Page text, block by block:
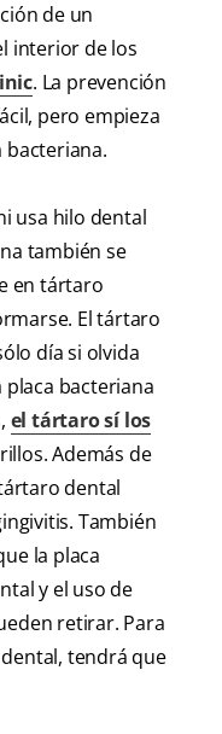
de un
interior de los
. La prevención
pero empieza
bacteriana.
usa hilo dental
también se
en tártaro
El tártaro
día si olvida
placa bacteriana
el tártaro sí los
Además de
dental
También
la placa
y el uso de
retirar. Para
tendrá que